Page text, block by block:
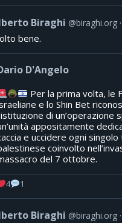
Biraghi @biraghi.org
bene.
D'Angelo
Per la prima volta, le
e lo Shin Bet
di un’operazione
appositamente
e uccidere ogni
coinvolto
del 7 ottobre.
4 1
Biraghi @biraghi.org